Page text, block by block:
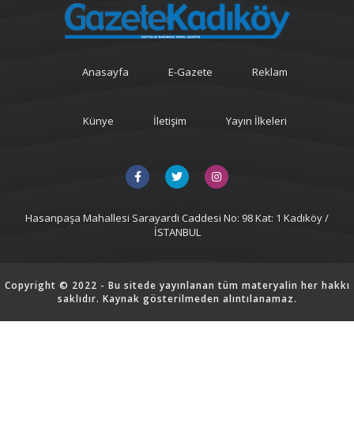
Anasayfa E-Gazete Reklam
Künye İletişim Yayın İlkeleri
Hasanpaşa Mahallesi Sarayardi Caddesi No: 98 Kat: 1 Kadıköy /
İSTANBUL
Copyright © 2022 - Bu sitede yayınlanan tüm materyalin her hakkı
saklıdır. Kaynak gösterilmeden alıntılanamaz.